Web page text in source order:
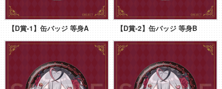
【D賞-1】缶バッジ 等身A 【D賞-2】缶バッジ 等身B